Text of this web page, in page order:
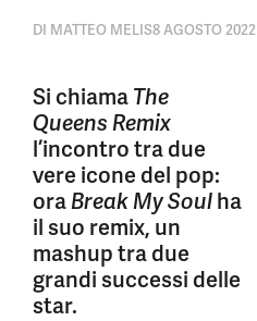
DI MATTEO MELIS8 AGOSTO 2022
Si chiamaThe
Queens Remix
l’incontro tra due
vere icone del pop:
oraBreak My Soulha
il suo remix, un
mashup tra due
grandi successi delle
star.